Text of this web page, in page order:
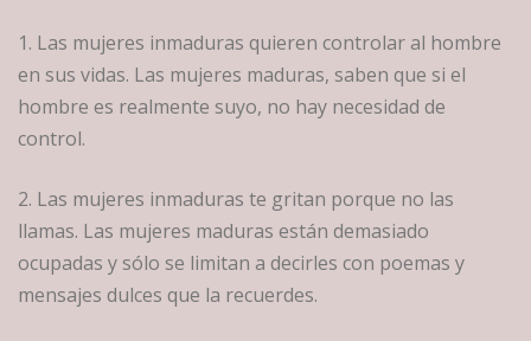
1. Las mujeres inmaduras quieren controlar al hombre
en sus vidas. Las mujeres maduras, saben que si el
hombre es realmente suyo, no hay necesidad de
control.
2. Las mujeres inmaduras te gritan porque no las
llamas. Las mujeres maduras están demasiado
ocupadas y sólo se limitan a decirles con poemas y
mensajes dulces que la recuerdes.